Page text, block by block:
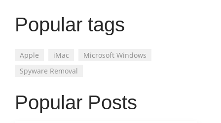
Popular tags
Apple iMac
Microsoft Windows
Spyware Removal
Popular Posts